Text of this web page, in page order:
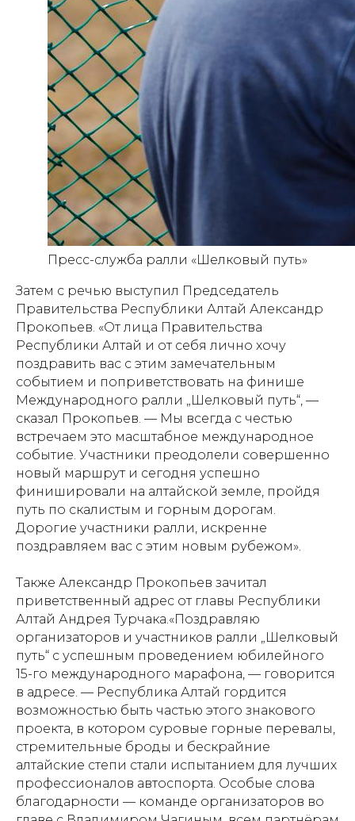
Пресс-служба ралли «Шелковый путь»
Затем с речью выступил Председатель
Правительства Республики Алтай Александр
Прокопьев. «От лица Правительства
Республики Алтай и от себя лично хочу
поздравить вас с этим замечательным
событием и поприветствовать на финише
Международного ралли „Шелковый путь“, —
сказал Прокопьев. — Мы всегда с честью
встречаем это масштабное международное
событие. Участники преодолели совершенно
новый маршрут и сегодня успешно
финишировали на алтайской земле, пройдя
путь по скалистым и горным дорогам.
Дорогие участники ралли, искренне
поздравляем вас с этим новым рубежом».
Также Александр Прокопьев зачитал
приветственный адрес от главы Республики
Алтай Андрея Турчака.«Поздравляю
организаторов и участников ралли „Шелковый
путь“ с успешным проведением юбилейного
15-го международного марафона, — говорится
в адресе. — Республика Алтай гордится
возможностью быть частью этого знакового
проекта, в котором суровые горные перевалы,
стремительные броды и бескрайние
алтайские степи стали испытанием для лучших
профессионалов автоспорта. Особые слова
благодарности — команде организаторов во